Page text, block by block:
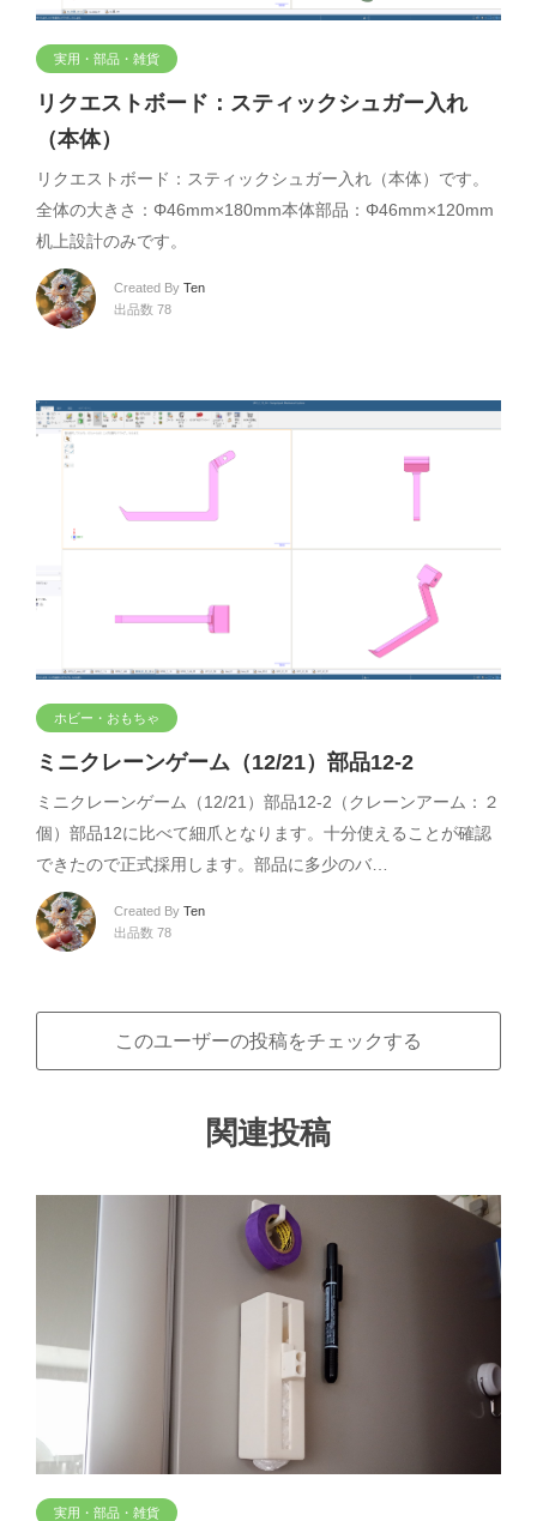
実用・部品・雑貨
リクエストボード：スティックシュガー入れ
（本体）
リクエストボード：スティックシュガー入れ（本体）です。
全体の大きさ：Φ46mm×180mm本体部品：Φ46mm×120mm
机上設計のみです。
Created By Ten
出品数 78
ホビー・おもちゃ
ミニクレーンゲーム（12/21）部品12-2
ミニクレーンゲーム（12/21）部品12-2（クレーンアーム：２
個）部品12に比べて細爪となります。十分使えることが確認
できたので正式採用します。部品に多少のバ…
Created By Ten
出品数 78
このユーザーの投稿をチェックする
関連投稿
実用・部品・雑貨